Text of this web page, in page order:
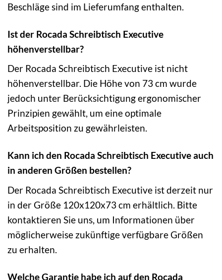
Beschläge sind im Lieferumfang enthalten.
Ist der Rocada Schreibtisch Executive
höhenverstellbar?
Der Rocada Schreibtisch Executive ist nicht
höhenverstellbar. Die Höhe von 73 cm wurde
jedoch unter Berücksichtigung ergonomischer
Prinzipien gewählt, um eine optimale
Arbeitsposition zu gewährleisten.
Kann ich den Rocada Schreibtisch Executive auch
in anderen Größen bestellen?
Der Rocada Schreibtisch Executive ist derzeit nur
in der Größe 120x120x73 cm erhältlich. Bitte
kontaktieren Sie uns, um Informationen über
möglicherweise zukünftige verfügbare Größen
zu erhalten.
Welche Garantie habe ich auf den Rocada